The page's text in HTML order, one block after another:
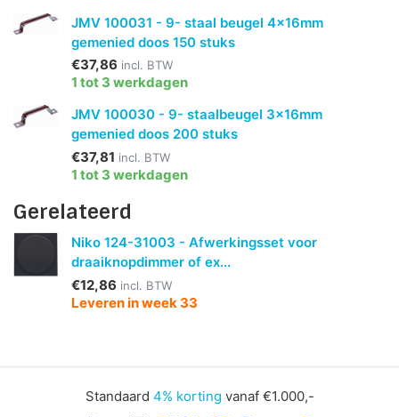
JMV 100031 - 9- staal beugel 4x16mm
gemenied doos 150 stuks
€37,86 incl. BTW
1 tot 3 werkdagen
JMV 100030 - 9- staalbeugel 3x16mm
gemenied doos 200 stuks
€37,81 incl. BTW
1 tot 3 werkdagen
Gerelateerd
Niko 124-31003 - Afwerkingsset voor
draaiknopdimmer of ex...
€12,86 incl. BTW
Leveren in week 33
Standaard 4% korting vanaf €1.000,-